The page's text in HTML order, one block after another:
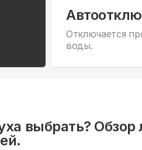
Отключается
воды.
выбрать?